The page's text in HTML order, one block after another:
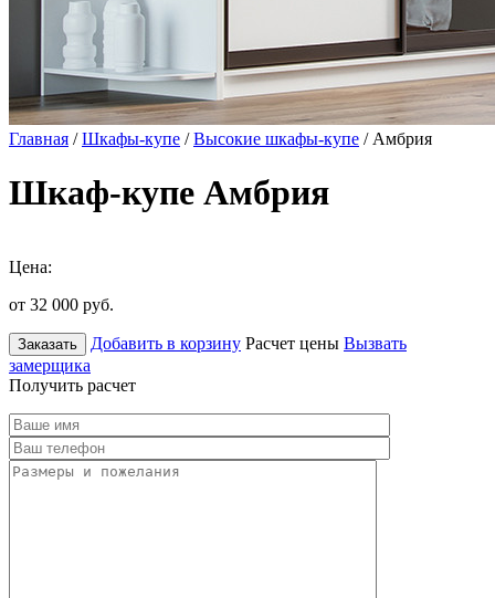
Главная /Шкафы-купе /Высокие шкафы-купе / Амбрия
Шкаф-купе Амбрия
Цена:
от 32 000 руб.
Заказать Добавить в корзину Расчет цены Вызвать
замерщика
Получить расчет